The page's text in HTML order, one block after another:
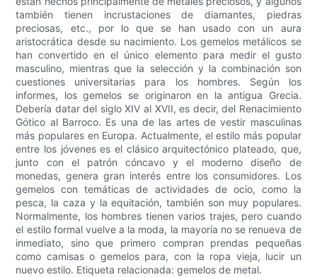
también tienen incrustaciones de diamantes, piedras
preciosas, etc., por lo que se han usado con un aura
aristocrática desde su nacimiento. Los gemelos metálicos se
han convertido en el único elemento para medir el gusto
masculino, mientras que la selección y la combinación son
cuestiones universitarias para los hombres. Según los
informes, los gemelos se originaron en la antigua Grecia.
Debería datar del siglo XIV al XVII, es decir, del Renacimiento
Gótico al Barroco. Es una de las artes de vestir masculinas
más populares en Europa. Actualmente, el estilo más popular
entre los jóvenes es el clásico arquitectónico plateado, que,
junto con el patrón cóncavo y el moderno diseño de
monedas, genera gran interés entre los consumidores. Los
gemelos con temáticas de actividades de ocio, como la
pesca, la caza y la equitación, también son muy populares.
Normalmente, los hombres tienen varios trajes, pero cuando
el estilo formal vuelve a la moda, la mayoría no se renueva de
inmediato, sino que primero compran prendas pequeñas
como camisas o gemelos para, con la ropa vieja, lucir un
nuevo estilo. Etiqueta relacionada: gemelos de metal.